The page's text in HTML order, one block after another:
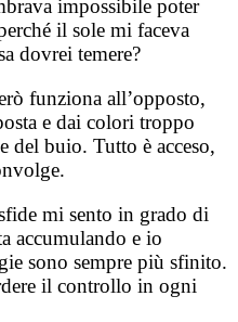
impossibile poter
il sole mi faceva
dovrei temere?
funziona all’opposto,
e dai colori troppo
del buio. Tutto è acceso,
mi sento in grado di
accumulando e io
sono sempre più sfinito.
il controllo in ogni